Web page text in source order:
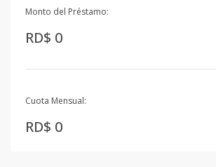
Monto del Préstamo:
RD$ 0
Cuota Mensual:
RD$ 0